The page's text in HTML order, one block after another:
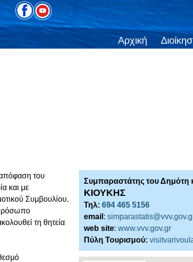
Αρχική
απόφαση του
και με
Συμβουλίου.
τη θητεία
Συμπαραστάτης του Δημότη
ΚΙΟΥΚΗΣ
Τηλ:694 465 5156
email :
web site:www.vvv.gov.gr
Πύλη Τουρισμού: